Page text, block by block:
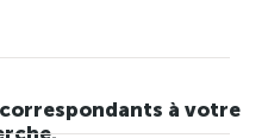
à votre